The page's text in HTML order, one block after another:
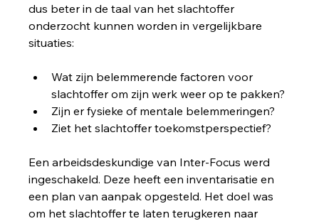
dus beter in de taal van het slachtoffer
onderzocht kunnen worden in vergelijkbare
situaties:
Wat zijn belemmerende factoren voor
slachtoffer om zijn werk weer op te pakken?
Zijn er fysieke of mentale belemmeringen?
Ziet het slachtoffer toekomstperspectief?
Een arbeidsdeskundige van Inter-Focus werd
ingeschakeld. Deze heeft een inventarisatie en
een plan van aanpak opgesteld. Het doel was
om het slachtoffer te laten terugkeren naar